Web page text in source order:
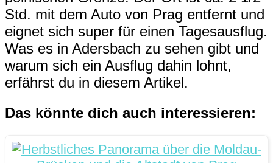
Std. mit dem Auto von Prag entfernt und
eignet sich super für einen Tagesausflug.
Was es in Adersbach zu sehen gibt und
warum sich ein Ausflug dahin lohnt,
erfährst du in diesem Artikel.
Das könnte dich auch interessieren: